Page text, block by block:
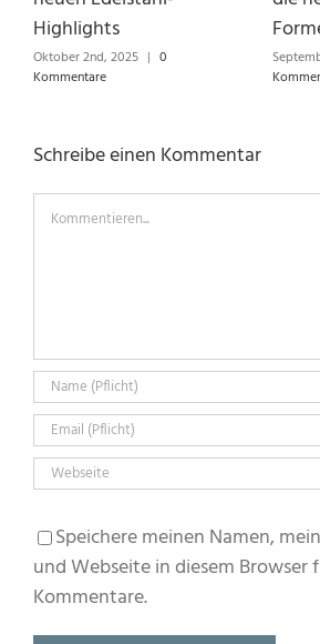
Highlights
Oktober 2nd, 2025 | 0
Kommentare
Schreibe einen Kommentar
Kommentieren...
Speichere meinen Namen,
und Webseite in diesem
Kommentare.